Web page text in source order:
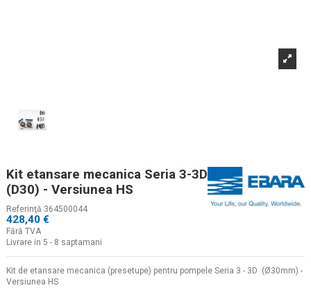
Kit etansare mecanica Seria 3-3D
(D30) - Versiunea HS
Referinţă 364500044
428,40 €
Fără TVA
Livrare in 5 - 8 saptamani
Kit de etansare mecanica (presetupe) pentru pompele Seria 3 - 3D (Ø30mm) -
Versiunea HS